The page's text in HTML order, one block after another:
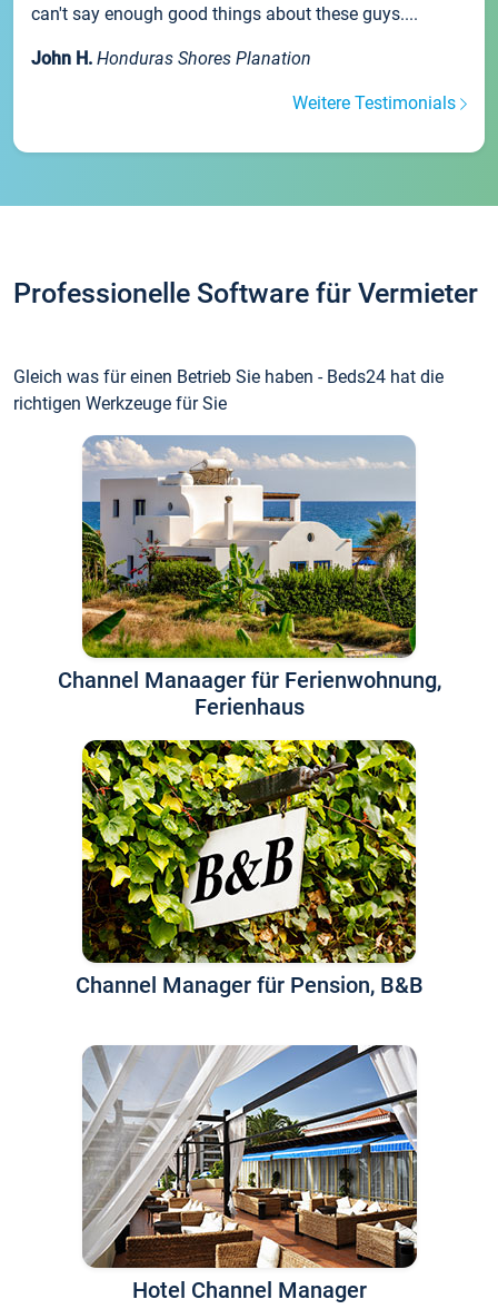
can't say enough good things about these guys....
John H. Honduras Shores Planation
Weitere Testimonials
Professionelle Software für Vermieter
Gleich was für einen Betrieb Sie haben - Beds24 hat die
richtigen Werkzeuge für Sie
Channel Manaager für Ferienwohnung,
Ferienhaus
Channel Manager für Pension, B&B
Hotel Channel Manager